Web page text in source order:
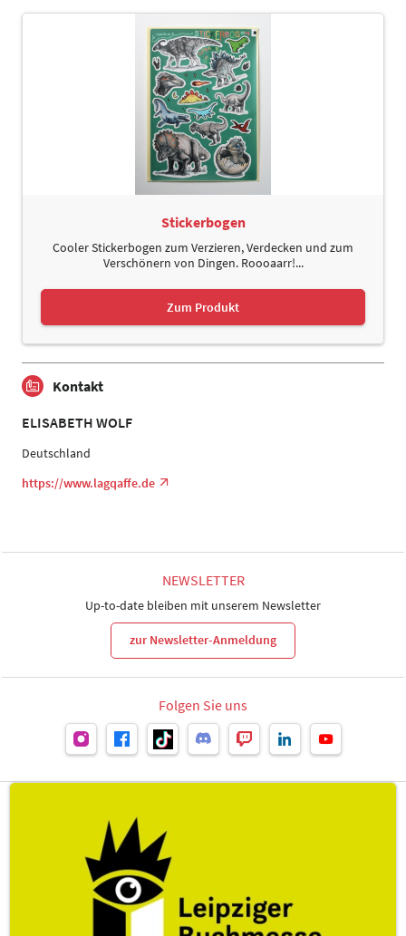
Stickerbogen
Cooler Stickerbogen zum Verzieren, Verdecken und zum
Verschönern von Dingen. Roooaarr!...
Zum Produkt
Kontakt
ELISABETH WOLF
Deutschland
https://www.lagqaffe.de
NEWSLETTER
Up-to-date bleiben mit unserem Newsletter
zur Newsletter-Anmeldung
Folgen Sie uns